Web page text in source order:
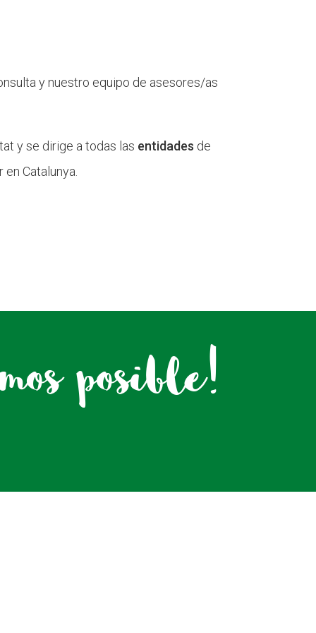
y nuestro equipo de asesores/as
y se dirige a todas las entidades de
Catalunya.
posible!